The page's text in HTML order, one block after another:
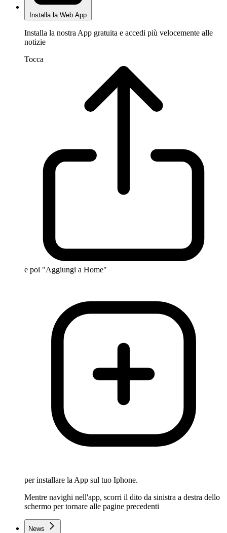
Installa la Web App
Installa la nostra App gratuita e accedi più velocemente alle
notizie
Tocca
e poi "Aggiungi a Home"
per installare la App sul tuo Iphone.
Mentre navighi nell'app, scorri il dito da sinistra a destra dello
schermo per tornare alle pagine precedenti
News